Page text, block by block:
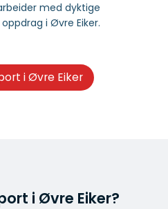
med dyktige
i Øvre Eiker.
i Øvre Eiker
i Øvre Eiker?